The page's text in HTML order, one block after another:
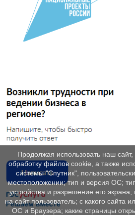
Продолжая использовать наш
обработку файлов cookie, а также
системы "Спутник",
местоположении; тип и версия ОС;
устройства и разрешение его
на сайт пользователь; с какого сайта
ОС и Браузера; какие страницы